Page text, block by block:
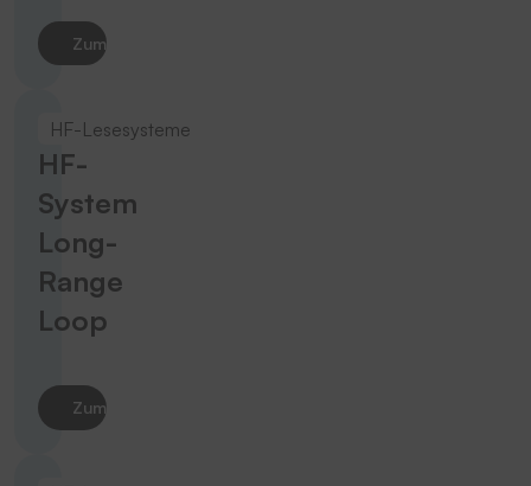
Zum Produkt
HF-Lesesysteme
HF-
System
Long-
Range
Loop
Zum Produkt